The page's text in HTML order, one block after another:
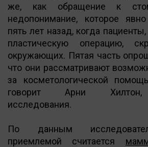
же, как обращение к
недопонимание, которое явно
пять лет назад, когда
пластическую операцию,
окружающих. Пятая часть
что они рассматривают
за косметологической
говорит Арни Хилтон,
исследования.
По данным
приемлемой считается